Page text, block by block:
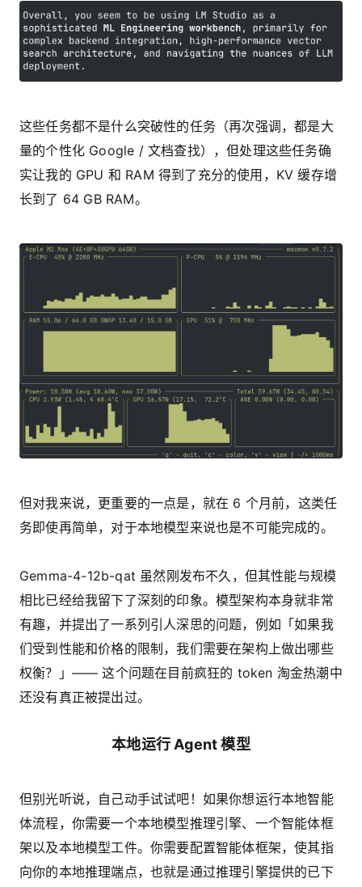
这些任务都不是什么突破性的任务（再次强调，都是大
量的个性化 Google / 文档查找），但处理这些任务确
实让我的 GPU 和 RAM 得到了充分的使用，KV 缓存增
长到了 64 GB RAM。
但对我来说，更重要的一点是，就在 6 个月前，这类任
务即使再简单，对于本地模型来说也是不可能完成的。
Gemma-4-12b-qat 虽然刚发布不久，但其性能与规模
相比已经给我留下了深刻的印象。模型架构本身就非常
有趣，并提出了一系列引人深思的问题，例如「如果我
们受到性能和价格的限制，我们需要在架构上做出哪些
权衡？」—— 这个问题在目前疯狂的 token 淘金热潮中
还没有真正被提出过。
本地运行 Agent 模型
但别光听说，自己动手试试吧！如果你想运行本地智能
体流程，你需要一个本地模型推理引擎、一个智能体框
架以及本地模型工件。你需要配置智能体框架，使其指
向你的本地推理端点，也就是通过推理引擎提供的已下